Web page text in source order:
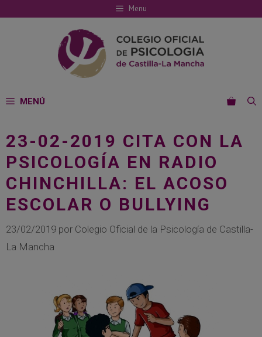
al
Menu
MENÚ
23-02-2019 CITA CON LA
PSICOLOGÍA EN RADIO
CHINCHILLA: EL ACOSO
ESCOLAR O BULLYING
23/02/2019 por Colegio Oficial de la Psicología de Castilla-
La Mancha